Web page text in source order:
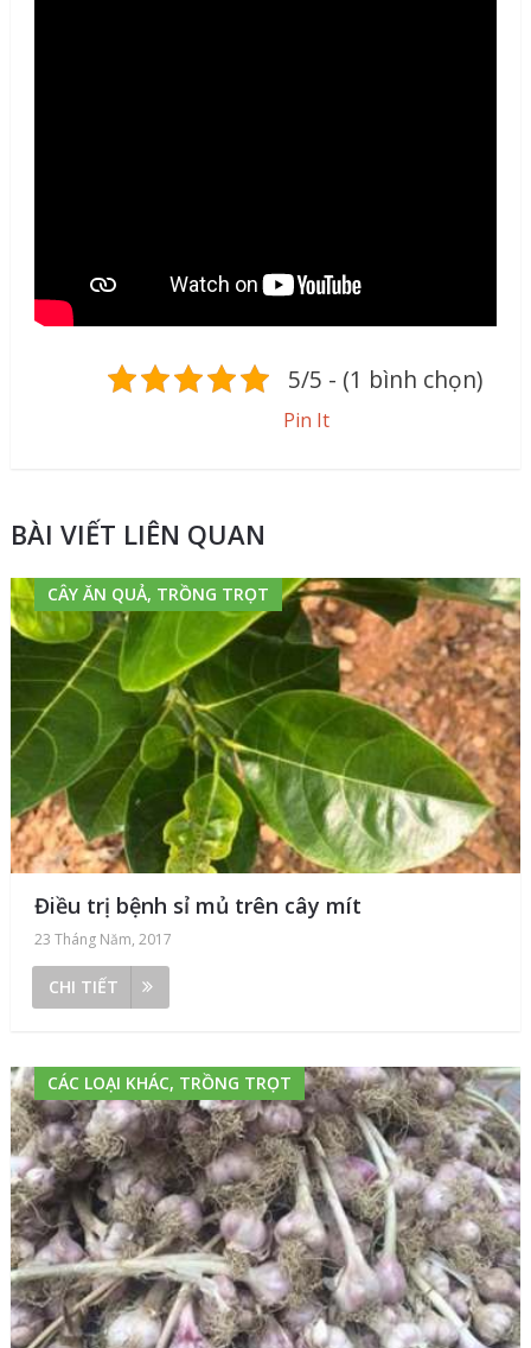
5/5 - (1 bình chọn)
Pin It
BÀI VIẾT LIÊN QUAN
CÂY ĂN QUẢ, TRỒNG TRỌT
Điều trị bệnh sỉ mủ trên cây mít
23 Tháng Năm, 2017
CHI TIẾT
CÁC LOẠI KHÁC, TRỒNG TRỌT